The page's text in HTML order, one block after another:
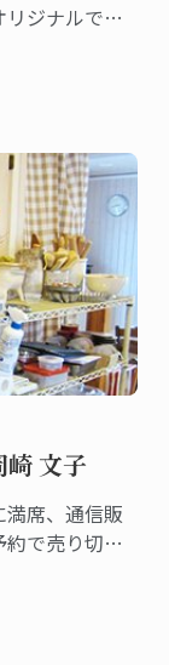
ジナルでテ
ます。
崎 文子
席、通信販
で売り切れ